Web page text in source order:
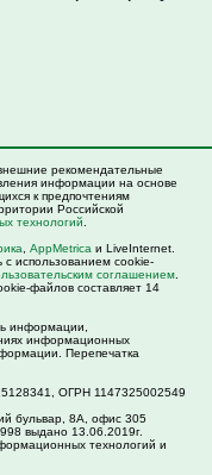
рекомендательные
информации на основе
к предпочтениям
Российской
технологий
AppMetrica и LiveInternet.
с использованием cookie-
соглашением
файлов составляет 14
информации,
информационных
Перепечатка
ОГРН 1147325002549
бульвар, 8А, офис 305
выдано 13.06.2019г.
технологий и